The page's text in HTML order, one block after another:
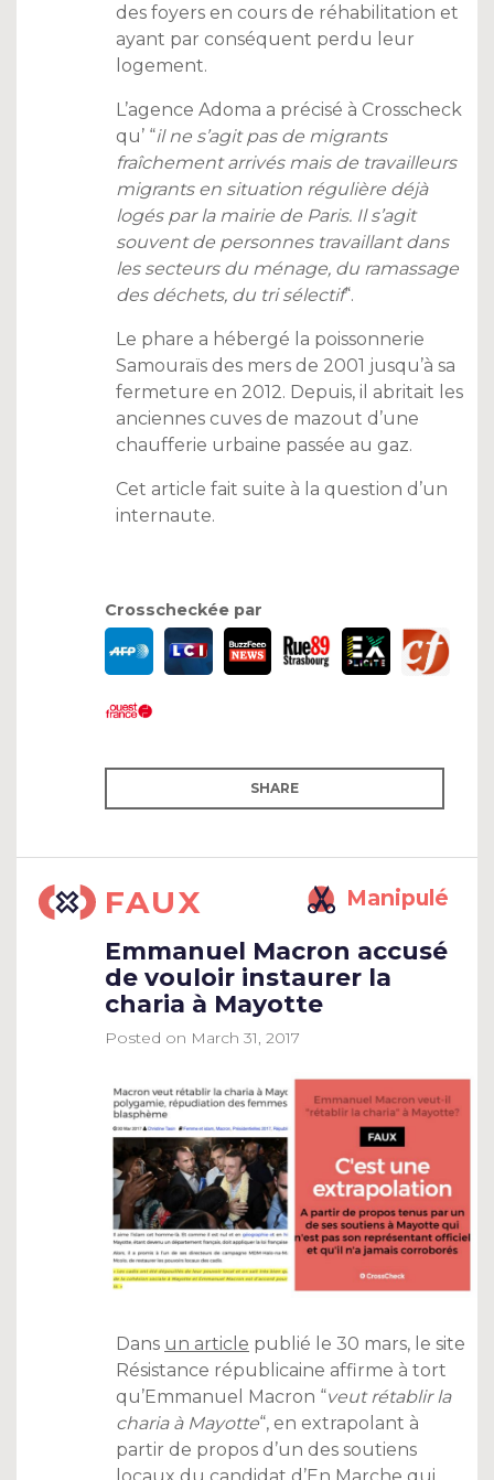
des foyers en cours de réhabilitation et
ayant par conséquent perdu leur
logement.
L’agence Adoma a précisé à Crosscheck
qu’ “il ne s’agit pas de migrants
fraîchement arrivés mais de travailleurs
migrants en situation régulière déjà
logés par la mairie de Paris. Il s’agit
souvent de personnes travaillant dans
les secteurs du ménage, du ramassage
des déchets, du tri sélectif“.
Le phare a hébergé la poissonnerie
Samouraïs des mers de 2001 jusqu’à sa
fermeture en 2012. Depuis, il abritait les
anciennes cuves de mazout d’une
chaufferie urbaine passée au gaz.
Cet article fait suite à la question d’un
internaute.
Crosscheckée par
SHARE
FAUX Manipulé
Emmanuel Macron accusé
de vouloir instaurer la
charia à Mayotte
Posted on March 31, 2017
Dans un article publié le 30 mars, le site
Résistance républicaine affirme à tort
qu’Emmanuel Macron “veut rétablir la
charia à Mayotte“, en extrapolant à
partir de propos d’un des soutiens